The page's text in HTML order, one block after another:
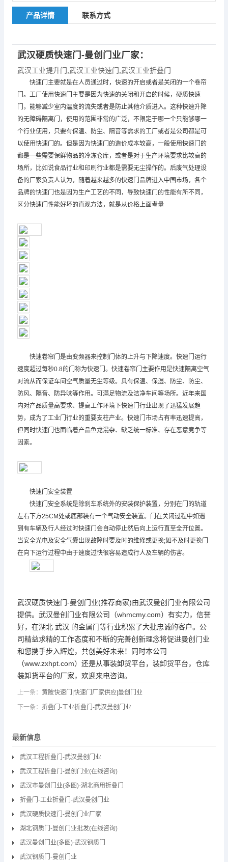
产品详情 联系方式
武汉硬质快速门-曼创门业厂家：
武汉工业提升门 武汉工业快速门 武汉工业折叠门
快速门主要就是在人员通过时，快速的开启或者是关闭的一个卷帘
门。工厂使用快速门主要是因为快速的关闭和开启的时候，硬质快速
门，能够减少室内温度的流失或者是防止其他介质进入。这种快速升降
的无障碍隔离门，使用的范围非常的广泛，不限定于哪一个只能够哪一
个行业使用，只要有保温、防尘、隔音等需求的工厂或者是公司都是可
以使用快速门的。但是因为快速门的造价成本较高，一般使用快速门的
都是一些需要保鲜物品的冷冻仓库，或者是对于生产环境要求比较高的
场所，比如说食品行业和印刷行业都是需要无尘操作的。后废气处理设
备的厂家负责人认为，随着越来越多的快速门品牌进入中国市场，各个
品牌的快速门也是因为生产工艺的不同，导致快速门的性能有所不同，
区分快速门性能好坏的直观方法，就是从价格上面考量
快速卷帘门是由变频器来控制门体的上升与下降速度。快速门运行
速度超过每秒0.8的门称为快速门。快速卷帘门主要作用是快速隔离空气
对流从而保证车间空气质量无尘等级。具有保温、保湿、防尘、防尘、
防风、隔音、防异味等作用。可满足物流及洁净车间等场所。近年来国
内对产品质量高要求、提高工作环境下快速门行业出现了迅猛发展趋
势，成为了工业门行业的重要支柱产业。快速门市场占有率迅速提高，
但同时快速门也面临着产品鱼龙混杂、缺乏统一标准、存在恶意竞争等
因素。
快速门安全装置
快速门安全系统是除刹车系统外的安装保护装置，分别在门的轨道
左右下方25CM处或底部装有一个气动安全装置。门在关闭过程中如遇
到有车辆及行人经过时快速门会自动停止然后向上运行直至全开位置。
当安全光电及安全气囊出现故障时要及时的维修或更换;如不及时更换门
在向下运行过程中由于速度过快很容易造成行人及车辆的伤害。
武汉硬质快速门-曼创门业(推荐商家)由武汉曼创门业有限公司
提供。武汉曼创门业有限公司（whmcmy.com）有实力，信誉
好，在湖北 武汉 的金属门等行业积累了大批忠诚的客户。公
司精益求精的工作态度和不断的完善创新理念将促进曼创门业
和您携手步入辉煌，共创美好未来！同时本公司
（www.zxhpt.com）还是从事装卸货平台，装卸货平台，仓库
装卸货平台的厂家，欢迎来电咨询。
上一条： 黄陂快速门|快速门厂家供应|曼创门业
下一条： 折叠门-工业折叠门-武汉曼创门业
最新信息
武汉工程折叠门-武汉曼创门业
武汉工程折叠门-曼创门业(在线咨询)
武汉市曼创门业(多图)-湖北商用折叠门
折叠门-工业折叠门-武汉曼创门业
武汉硬质快速门-曼创门业厂家
湖北钢质门-曼创门业批发(在线咨询)
武汉曼创门业(多图)-武汉钢质门
武汉钢质门-曼创门业